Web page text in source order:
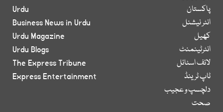
پاکستان
انٹر نیشنل
کھیل
انٹرٹینمنٹ
لائف اسٹائل
ٹاپ ٹرینڈ
دلچسپ و عجیب
صحت
Urdu
Business News in Urdu
Urdu Magazine
Urdu Blogs
The Express Tribune
Express Entertainment